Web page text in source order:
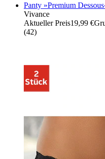
Panty »Premium
Vivance
Aktueller Preis19,99 €
(42)